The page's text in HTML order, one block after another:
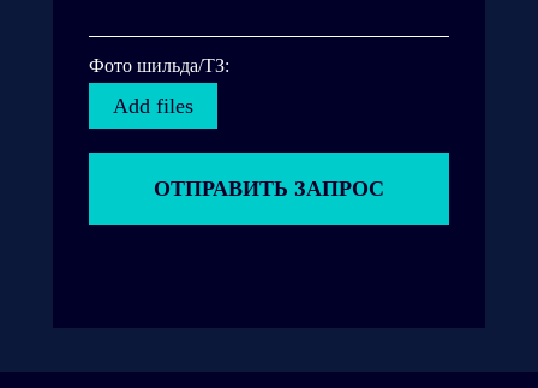
Фото шильда/ТЗ:
Add files
ОТПРАВИТЬ ЗАПРОС